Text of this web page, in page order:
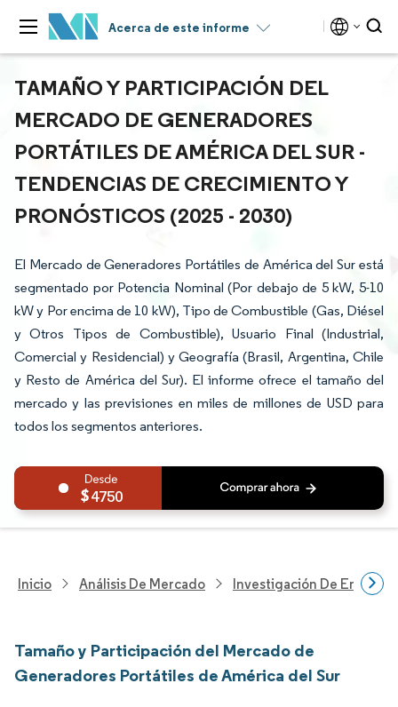
Acerca de este informe
TAMAÑO Y PARTICIPACIÓN DEL
MERCADO DE GENERADORES
PORTÁTILES DE AMÉRICA DEL SUR -
TENDENCIAS DE CRECIMIENTO Y
PRONÓSTICOS (2025 - 2030)
El Mercado de Generadores Portátiles de América del Sur está
segmentado por Potencia Nominal (Por debajo de 5 kW, 5-10
kW y Por encima de 10 kW), Tipo de Combustible (Gas, Diésel
y Otros Tipos de Combustible), Usuario Final (Industrial,
Comercial y Residencial) y Geografía (Brasil, Argentina, Chile
y Resto de América del Sur). El informe ofrece el tamaño del
mercado y las previsiones en miles de millones de USD para
todos los segmentos anteriores.
4750
Inicio Análisis De Mercado Investigación De Energía
Tamaño y Participación del Mercado de
Generadores Portátiles de América del Sur